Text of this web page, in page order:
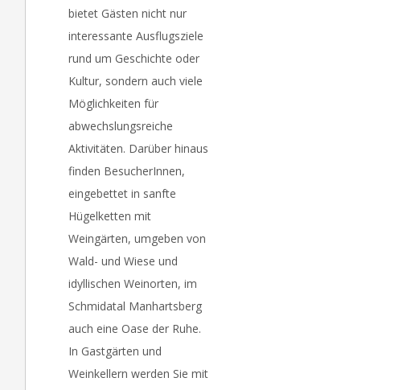
bietet Gästen nicht nur
interessante Ausflugsziele
rund um Geschichte oder
Kultur, sondern auch viele
Möglichkeiten für
abwechslungsreiche
Aktivitäten. Darüber hinaus
finden BesucherInnen,
eingebettet in sanfte
Hügelketten mit
Weingärten, umgeben von
Wald- und Wiese und
idyllischen Weinorten, im
Schmidatal Manhartsberg
auch eine Oase der Ruhe.
In Gastgärten und
Weinkellern werden Sie mit